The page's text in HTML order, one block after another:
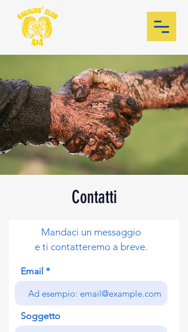
Contatti
Mandaci un messaggio
e ti contatteremo a breve.
Email
Soggetto